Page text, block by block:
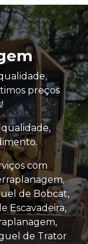
preços
com
de Bobcat,
Escavadeira,
de Trator